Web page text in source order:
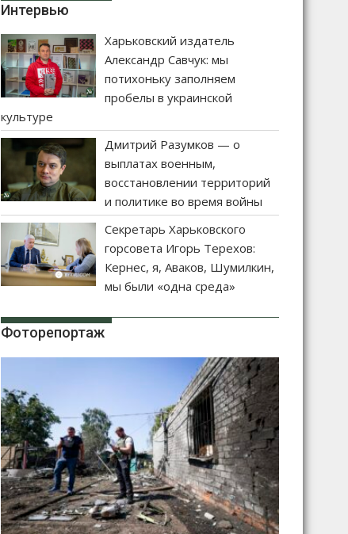
Интервью
Харьковский издатель
Александр Савчук: мы
потихоньку заполняем
пробелы в украинской
культуре
Дмитрий Разумков — о
выплатах военным,
восстановлении территорий
и политике во время войны
Секретарь Харьковского
горсовета Игорь Терехов:
Кернес, я, Аваков, Шумилкин,
мы были «одна среда»
Фоторепортаж